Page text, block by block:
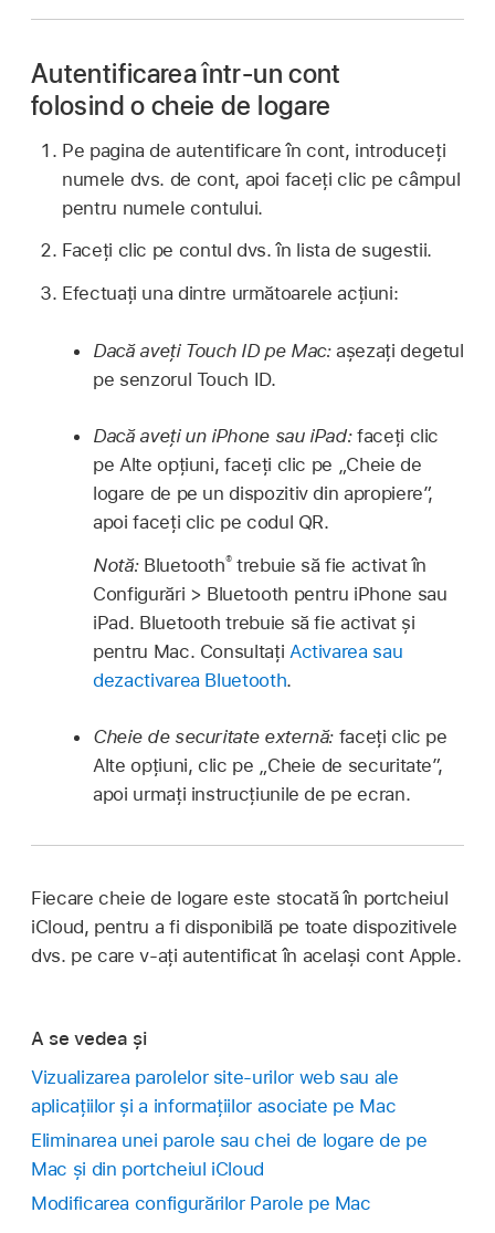
Autentificarea într‑un cont
folosind o cheie de logare
Pe pagina de autentificare în cont, introduceți
numele dvs. de cont, apoi faceți clic pe câmpul
pentru numele contului.
Faceți clic pe contul dvs. în lista de sugestii.
Efectuați una dintre următoarele acțiuni:
Dacă aveți Touch ID pe Mac:așezați degetul
pe senzorul Touch ID.
Dacă aveți un iPhone sau iPad:faceți clic
pe Alte opțiuni, faceți clic pe „Cheie de
logare de pe un dispozitiv din apropiere”,
apoi faceți clic pe codul QR.
Notă: Bluetooth®trebuie să fie activat în
Configurări > Bluetooth pentru iPhone sau
iPad. Bluetooth trebuie să fie activat și
pentru Mac. Consultați Activarea sau
dezactivarea Bluetooth.
Cheie de securitate externă: faceți clic pe
Alte opțiuni, clic pe „Cheie de securitate”,
apoi urmați instrucțiunile de pe ecran.
Fiecare cheie de logare este stocată în portcheiul
iCloud, pentru a fi disponibilă pe toate dispozitivele
dvs. pe care v‑ați autentificat în același cont Apple.
A se vedea și
Vizualizarea parolelor site‑urilor web sau ale
aplicațiilor și a informațiilor asociate pe Mac
Eliminarea unei parole sau chei de logare de pe
Mac și din portcheiul iCloud
Modificarea configurărilor Parole pe Mac